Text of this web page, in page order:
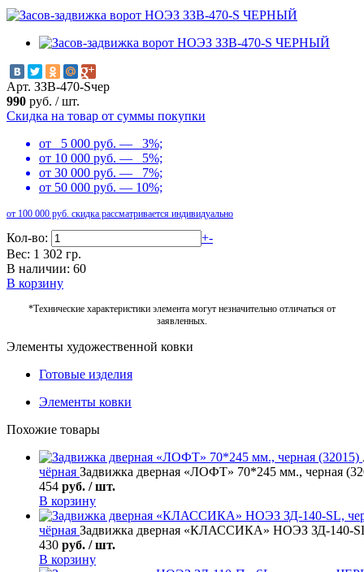
Арт. ЗЗВ-470-Sчер
990 руб. /шт.
Скидка на товар от суммы покупки
от 5 000 руб. — 3%;
от 10 000 руб. — 5%;
от 30 000 руб. — 7%;
от 50 000 руб. — 10%;
от 100 000 руб. скидка рассматривается индивидуально
Кол-во: +-
Вес: 1 302 гр.
В наличии: 60
В корзину
*Технические характеристики элемента могут незначительно отличаться от
заявленных.
Элементы художественной ковки
Готовые изделия
Элементы ковки
Похожие товары
чёрная Задвижка дверная «ЛОФТ» 70*245 мм., черная
454 руб. / шт.
В корзину
чёрная Задвижка дверная «КЛАССИКА» НОЭЗ ЗД-140-
430 руб. / шт.
В корзину